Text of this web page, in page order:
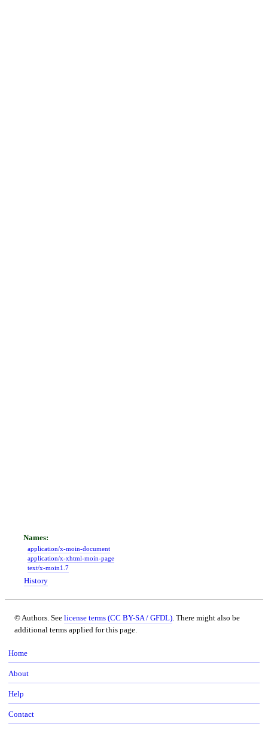
application/x-moin-document
application/x-xhtml-moin-page
text/x-moin1.7
History
© Authors. See license terms (CC BY-SA / GFDL) . There might also be
additional terms applied for this page.
Home
About
Help
Contact